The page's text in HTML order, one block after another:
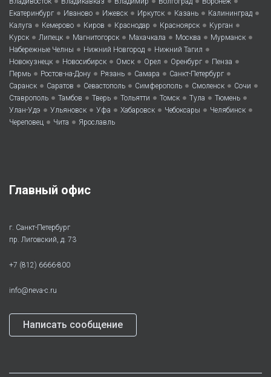
Екатеринбург • Иваново • Ижевск • Иркутск • Казань • Калининград •
Калуга • Кемерово • Киров • Краснодар • Красноярск • Курган •
Курск • Липецк • Магнитогорск • Махачкала • Москва • Мурманск •
Набережные Челны • Нижний Новгород • Нижний Тагил •
Новокузнецк • Новосибирск • Омск • Орел • Оренбург • Пенза •
Пермь • Ростов-на-Дону • Рязань • Самара • Санкт-Петербург •
Саранск • Саратов • Севастополь • Симферополь • Смоленск • Сочи •
Ставрополь • Тамбов • Тверь • Тольятти • Томск • Тула • Тюмень •
Улан-Удэ • Ульяновск • Уфа • Хабаровск • Чебоксары • Челябинск •
Череповец • Чита • Ярославль
Главный офис
г. Санкт-Петербург
пр. Лиговский, д. 73
+7 (812) 6666-800
info@neva-c.ru
Написать сообщение